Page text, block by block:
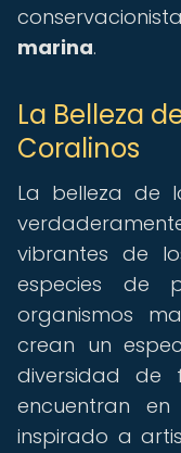
marina.
La Belleza
Coralinos
La belleza de
vibrantes de
especies de
organismos
crean un
diversidad de
encuentran
inspirado a